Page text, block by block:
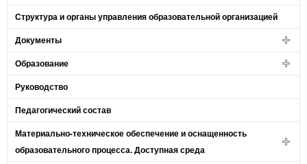
Структура и органы управления образовательной организацией
Документы
Образование
Руководство
Педагогический состав
Материально-техническое обеспечение и оснащенность
образовательного процесса. Доступная среда